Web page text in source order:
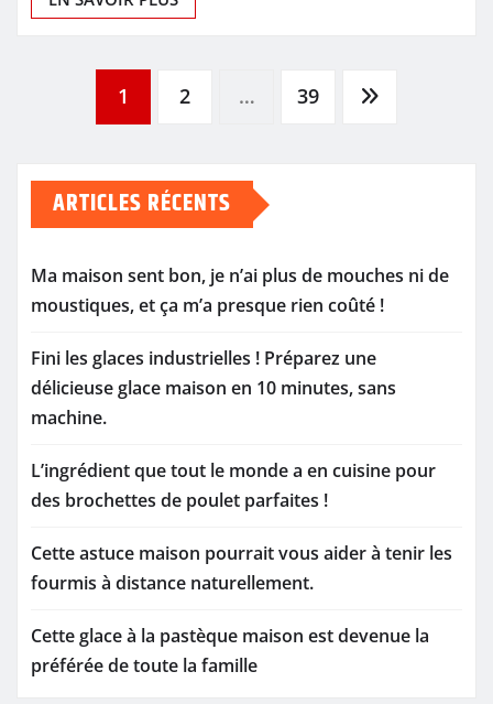
Pagination
des
publications
1 2 … 39
ARTICLES RÉCENTS
Ma maison sent bon, je n’ai plus de mouches ni de
moustiques, et ça m’a presque rien coûté !
Fini les glaces industrielles ! Préparez une
délicieuse glace maison en 10 minutes, sans
machine.
L’ingrédient que tout le monde a en cuisine pour
des brochettes de poulet parfaites !
Cette astuce maison pourrait vous aider à tenir les
fourmis à distance naturellement.
Cette glace à la pastèque maison est devenue la
préférée de toute la famille